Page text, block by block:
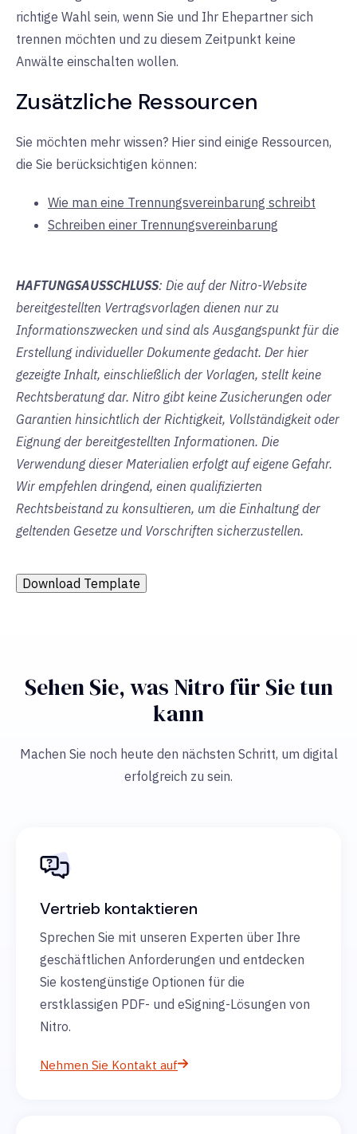
richtige Wahl sein, wenn Sie und Ihr Ehepartner sich
trennen möchten und zu diesem Zeitpunkt keine
Anwälte einschalten wollen.
Zusätzliche Ressourcen
Sie möchten mehr wissen? Hier sind einige Ressourcen,
die Sie berücksichtigen können:
Wie man eine Trennungsvereinbarung schreibt
Schreiben einer Trennungsvereinbarung
HAFTUNGSAUSSCHLUSS: Die auf der Nitro-Website
bereitgestellten Vertragsvorlagen dienen nur zu
Informationszwecken und sind als Ausgangspunkt für die
Erstellung individueller Dokumente gedacht. Der hier
gezeigte Inhalt, einschließlich der Vorlagen, stellt keine
Rechtsberatung dar. Nitro gibt keine Zusicherungen oder
Garantien hinsichtlich der Richtigkeit, Vollständigkeit oder
Eignung der bereitgestellten Informationen. Die
Verwendung dieser Materialien erfolgt auf eigene Gefahr.
Wir empfehlen dringend, einen qualifizierten
Rechtsbeistand zu konsultieren, um die Einhaltung der
geltenden Gesetze und Vorschriften sicherzustellen.
Download Template
Sehen Sie, was Nitro für Sie tun
kann
Machen Sie noch heute den nächsten Schritt, um digital
erfolgreich zu sein.
Vertrieb kontaktieren
Sprechen Sie mit unseren Experten über Ihre
geschäftlichen Anforderungen und entdecken
Sie kostengünstige Optionen für die
erstklassigen PDF- und eSigning-Lösungen von
Nitro.
Nehmen Sie Kontakt auf